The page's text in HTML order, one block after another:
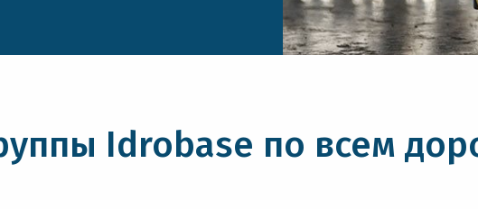
Idrobase по всем